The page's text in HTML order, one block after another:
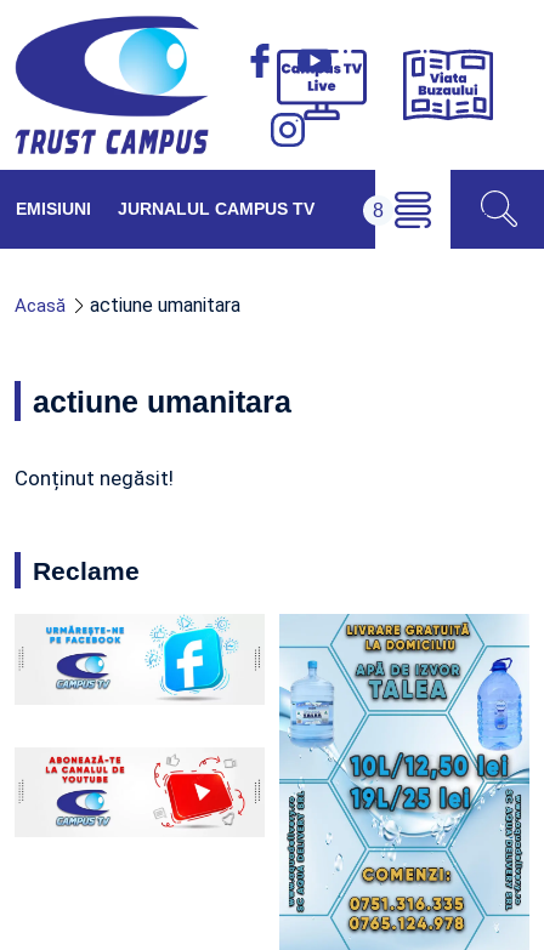
Campus
Viața
EMISIUNI JURNALUL CAMPUS TV
Acasă actiune umanitara
actiune umanitara
Conținut negăsit!
Reclame